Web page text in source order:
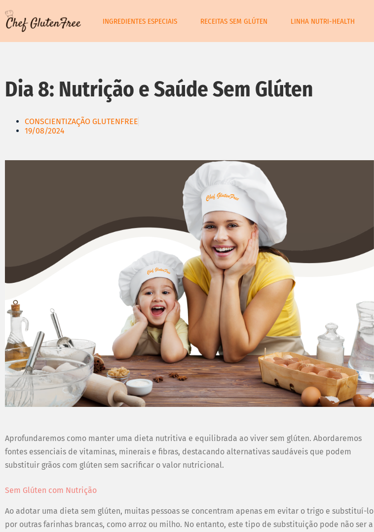
INGREDIENTES ESPECIAIS RECEITAS SEM GLÚTEN LINHA NUTRI-HEALTH
Dia 8: Nutrição e Saúde Sem Glúten
CONSCIENTIZAÇÃO GLUTENFREE
19/08/2024
Aprofundaremos como manter uma dieta nutritiva e equilibrada ao viver sem glúten. Abordaremos
fontes essenciais de vitaminas, minerais e fibras, destacando alternativas saudáveis que podem
substituir grãos com glúten sem sacrificar o valor nutricional.
Sem Glúten com Nutrição
Ao adotar uma dieta sem glúten, muitas pessoas se concentram apenas em evitar o trigo e substituí-lo
por outras farinhas brancas, como arroz ou milho. No entanto, este tipo de substituição pode não ser a